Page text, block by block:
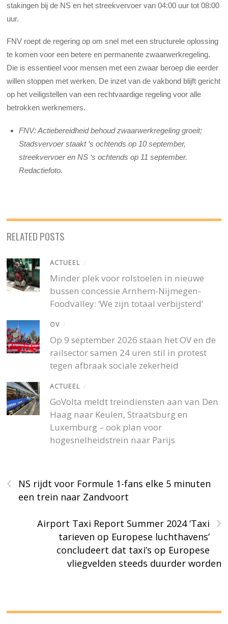
stakingen bij de NS en het streekvervoer van 04:00 uur tot 08:00
uur.
FNV roept de regering op om snel met een structurele oplossing
te komen voor een betere en permanente zwaarwerkregeling.
Die is essentieel voor mensen met een zwaar beroep die eerder
willen stoppen met werken. De inzet van de vakbond blijft gericht
op het veiligstellen van een rechtvaardige regeling voor alle
betrokken werknemers.
FNV: Actiebereidheid behoud zwaarwerkregeling groeit;
Stadsvervoer staakt ‘s ochtends op 10 september,
streekvervoer en NS ‘s ochtends op 11 september.
Redactiefoto.
RELATED POSTS
ACTUEEL /
Minder plek voor rolstoelen in nieuwe
bussen concessie Arnhem-Nijmegen-
Foodvalley: ‘We zijn totaal verbijsterd’
OV /
Op 9 september 2026 staan het OV en de
railsector samen 24 uren stil in protest
tegen afbraak sociale zekerheid
ACTUEEL /
GoVolta meldt treindiensten aan van Den
Haag naar Keulen, Straatsburg en
Luxemburg – ook plan voor
hogesnelheidstrein naar Parijs
‹
NS rijdt voor Formule 1-fans elke 5 minuten
een trein naar Zandvoort
›
Airport Taxi Report Summer 2024 ‘Taxi
tarieven op Europese luchthavens’
concludeert dat taxi’s op Europese
vliegvelden steeds duurder worden